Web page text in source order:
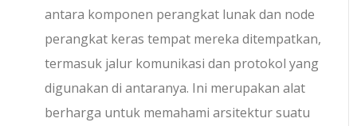
antara komponen perangkat lunak dan node
perangkat keras tempat mereka ditempatkan,
termasuk jalur komunikasi dan protokol yang
digunakan di antaranya. Ini merupakan alat
berharga untuk memahami arsitektur suatu